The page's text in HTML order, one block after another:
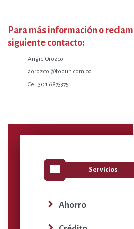
Para más información o
siguiente contacto:
Angie Orozco
aorozcol@fodun.com.co
Cel: 301 6873375
view_list Servicios
navigate_next Ahorro